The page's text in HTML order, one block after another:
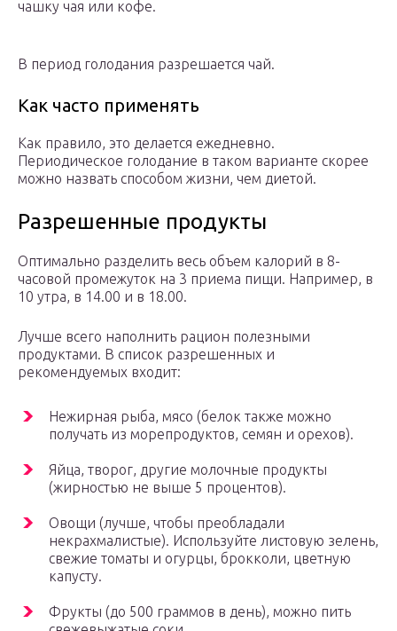
чашку чая или кофе.
В период голодания разрешается чай.
Как часто применять
Как правило, это делается ежедневно.
Периодическое голодание в таком варианте скорее
можно назвать способом жизни, чем диетой.
Разрешенные продукты
Оптимально разделить весь объем калорий в 8-
часовой промежуток на 3 приема пищи. Например, в
10 утра, в 14.00 и в 18.00.
Лучше всего наполнить рацион полезными
продуктами. В список разрешенных и
рекомендуемых входит:
Нежирная рыба, мясо (белок также можно
получать из морепродуктов, семян и орехов).
Яйца, творог, другие молочные продукты
(жирностью не выше 5 процентов).
Овощи (лучше, чтобы преобладали
некрахмалистые). Используйте листовую зелень,
свежие томаты и огурцы, брокколи, цветную
капусту.
Фрукты (до 500 граммов в день), можно пить